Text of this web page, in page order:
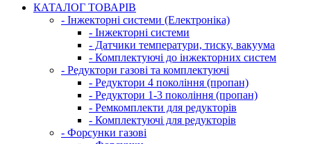
КАТАЛОГ ТОВАРІВ
- Інжекторні системи (Електроніка)
- Інжекторні системи
- Датчики температури, тиску, вакуума
- Комплектуючі до інжекторних систем
- Редуктори газові та комплектуючі
- Редуктори 4 покоління (пропан)
- Редуктори 1-3 покоління (пропан)
- Ремкомплекти для редукторів
- Комплектуючі для редукторів
- Форсунки газові